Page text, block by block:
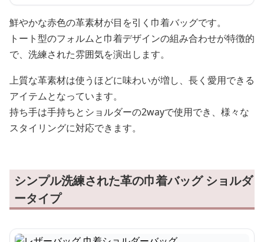
鮮やかな赤色の革素材が目を引く巾着バッグです。
トート型のフォルムと巾着デザインの組み合わせが特徴的
で、洗練された雰囲気を演出します。
上質な革素材は使うほどに味わいが増し、長く愛用できる
アイテムとなっています。
持ち手は手持ちとショルダーの2wayで使用でき、様々な
スタイリングに対応できます。
シンプル洗練された革の巾着バッグ ショルダ
ータイプ